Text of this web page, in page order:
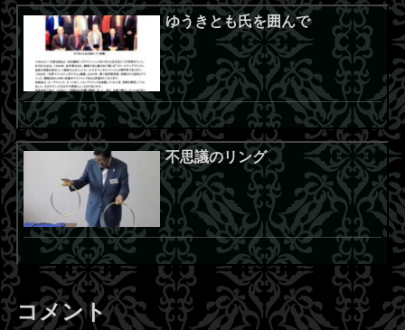
ゆうきとも氏を囲んで
不思議のリング
コメント